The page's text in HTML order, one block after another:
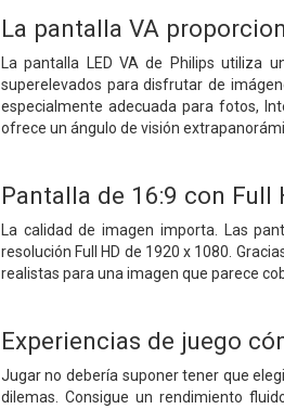
La pantalla VA
La pantalla LED VA de Philips utiliza
superelevados para disfrutar de
especialmente adecuada para fotos,
ofrece un ángulo de visión
Pantalla de 16:9 con Full
La calidad de imagen importa. Las
resolución Full HD de 1920 x 1080.
realistas para una imagen que parece
Experiencias de juego
Jugar no debería suponer tener que
dilemas. Consigue un rendimiento